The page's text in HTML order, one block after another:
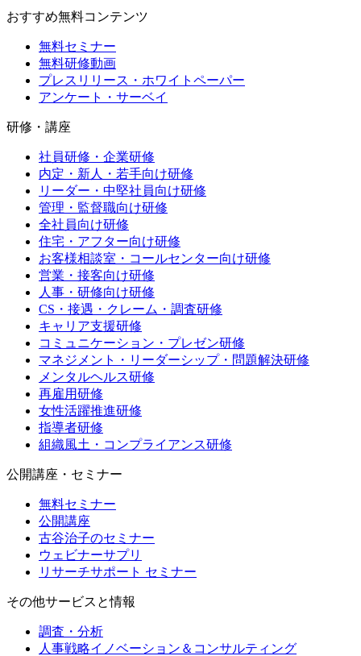
おすすめ無料コンテンツ
無料セミナー
無料研修動画
プレスリリース・ホワイトペーパー
アンケート・サーベイ
研修・講座
社員研修・企業研修
内定・新人・若手向け研修
リーダー・中堅社員向け研修
管理・監督職向け研修
全社員向け研修
住宅・アフター向け研修
お客様相談室・コールセンター向け研修
営業・接客向け研修
人事・研修向け研修
CS・接遇・クレーム・調査研修
キャリア支援研修
コミュニケーション・プレゼン研修
マネジメント・リーダーシップ・問題解決研修
メンタルヘルス研修
再雇用研修
女性活躍推進研修
指導者研修
組織風土・コンプライアンス研修
公開講座・セミナー
無料セミナー
公開講座
古谷治子のセミナー
ウェビナーサプリ
リサーチサポート セミナー
その他サービスと情報
調査・分析
人事戦略イノベーション＆コンサルティング